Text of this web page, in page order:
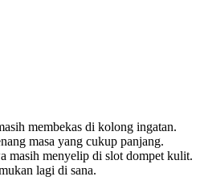
membekas di kolong ingatan.
masa yang cukup panjang.
masih menyelip di slot dompet kulit.
lagi di sana.